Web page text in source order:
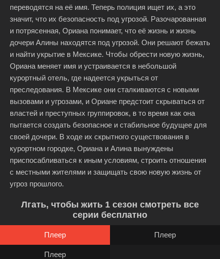
переводятся на её имя. Теперь полиция ищет их, а это
значит, что их безопасность под угрозой. Разочарованная
и потрясенная, Ориана понимает, что её жизнь и жизнь
дочери Алины находятся под угрозой. Они решают бежать
и найти укрытие в Мексике. Чтобы обрести новую жизнь,
Ориана меняет имя и устраивается в небольшой
курортный отель, где надеется укрыться от
преследования. В Мексике они сталкиваются с новыми
вызовами и угрозами, и Ориане предстоит скрываться от
властей и преступных группировок, в то время как она
пытается создать безопасное и стабильное будущее для
своей дочери. В ходе их скрытного существования в
курортном городке, Ориана и Алина вынуждены
приспосабливаться к иным условиям, строить отношения
с местными жителями и защищать свою новую жизнь от
угроз прошлого.
Лгать, чтобы жить 1 сезон смотреть все
серии бесплатно
Плеер Плеер
Плеер